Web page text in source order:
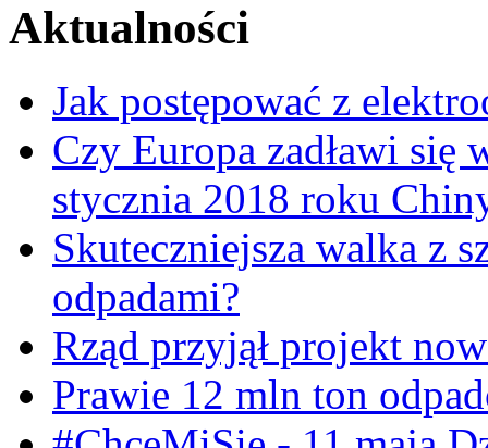
Aktualności
Jak postępować z
Czy Europa zadławi się
stycznia 2018 roku
Skuteczniejsza walka z
odpadami?
Rząd przyjął projekt
Prawie 12 mln ton